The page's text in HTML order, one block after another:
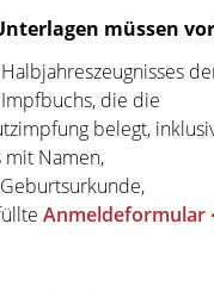
müssen
die die
belegt,
mit Namen,
Anmeldeformular